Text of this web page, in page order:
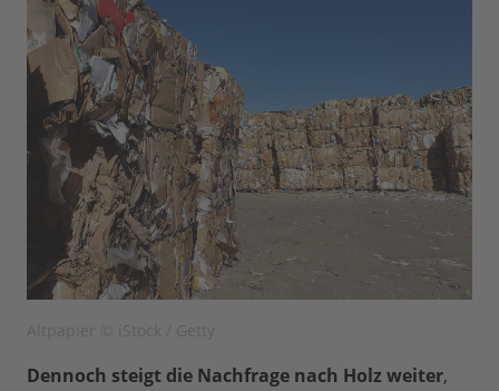
Dennoch steigt die Nachfrage nach Holz weiter,